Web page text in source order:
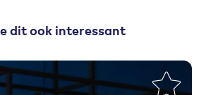
dit ook interessant